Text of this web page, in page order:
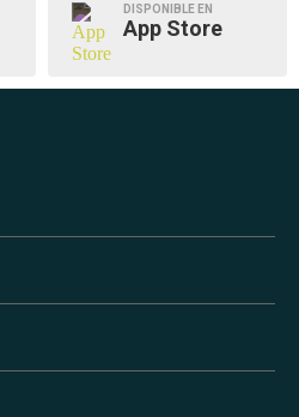
DISPONIBLE EN
App Store